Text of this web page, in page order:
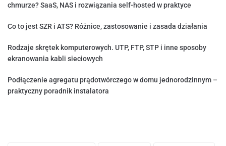
chmurze? SaaS, NAS i rozwiązania self-hosted w praktyce
Co to jest SZR i ATS? Różnice, zastosowanie i zasada działania
Rodzaje skrętek komputerowych. UTP, FTP, STP i inne sposoby
ekranowania kabli sieciowych
Podłączenie agregatu prądotwórczego w domu jednorodzinnym –
praktyczny poradnik instalatora